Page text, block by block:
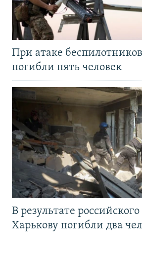
При атаке
погибли пять человек
В результате
Харькову погибли два